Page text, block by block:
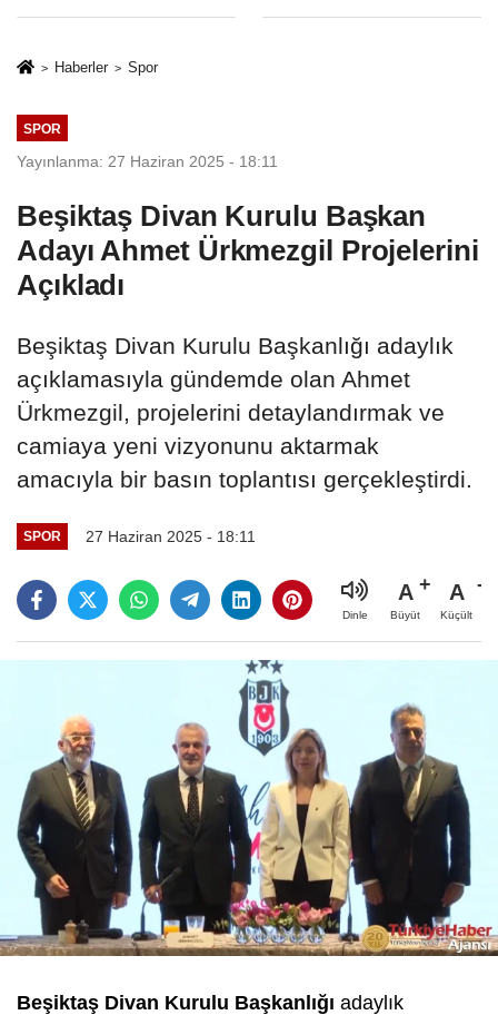
izmariti
Haberler Spor
SPOR
Yayınlanma: 27 Haziran 2025 - 18:11
Beşiktaş Divan Kurulu Başkan
Adayı Ahmet Ürkmezgil Projelerini
Açıkladı
Beşiktaş Divan Kurulu Başkanlığı adaylık
açıklamasıyla gündemde olan Ahmet
Ürkmezgil, projelerini detaylandırmak ve
camiaya yeni vizyonunu aktarmak
amacıyla bir basın toplantısı gerçekleştirdi.
SPOR 27 Haziran 2025 - 18:11
Dinle
A
Büyüt
A
Küçült
Beşiktaş Divan Kurulu Başkanlığı adaylık